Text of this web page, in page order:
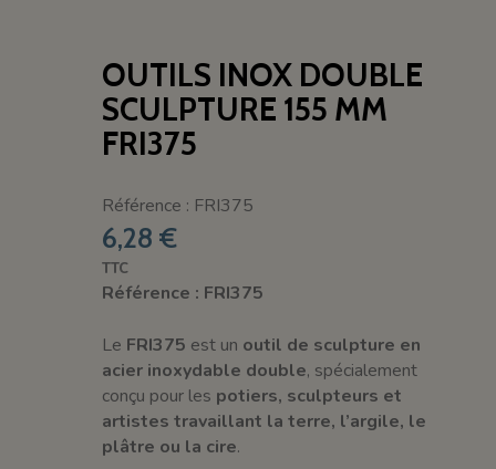
OUTILS INOX DOUBLE
SCULPTURE 155 MM
FRI375
Référence : FRI375
6,28 €
TTC
Référence : FRI375
Le FRI375 est un outil de sculpture en
acier inoxydable double, spécialement
conçu pour les potiers, sculpteurs et
artistes travaillant la terre, l’argile, le
plâtre ou la cire.